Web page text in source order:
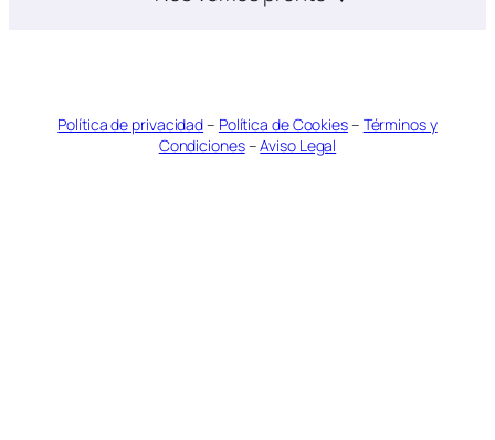
Política de privacidad– Política de Cookies– Términos y
Condiciones–Aviso Legal